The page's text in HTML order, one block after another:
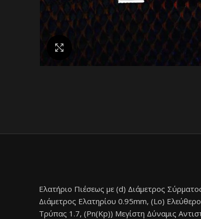
Κάντε κλικ για μεγέθυνση
Ελατήριο Πιέσεως με (d) Διάμετρος
Διάμετρος Ελατηρίου 0.95mm, (Lo)
Τρύπας 1.7, (Pn(Kp)) Μεγίστη Δύναμις